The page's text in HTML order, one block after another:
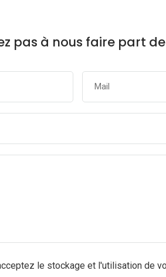
pas à nous faire part
le stockage et l'utilisation de